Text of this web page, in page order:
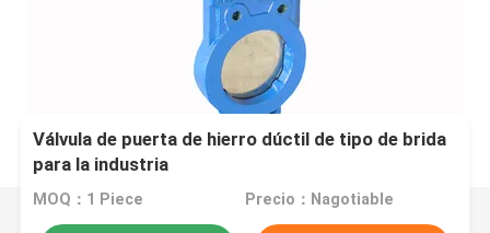
Válvula de puerta de hierro dúctil de tipo de brida
para la industria
MOQ：1 Piece Precio：Nagotiable